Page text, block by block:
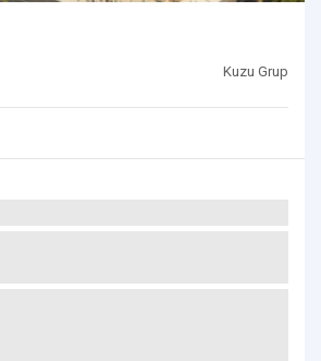
Kuzu Grup